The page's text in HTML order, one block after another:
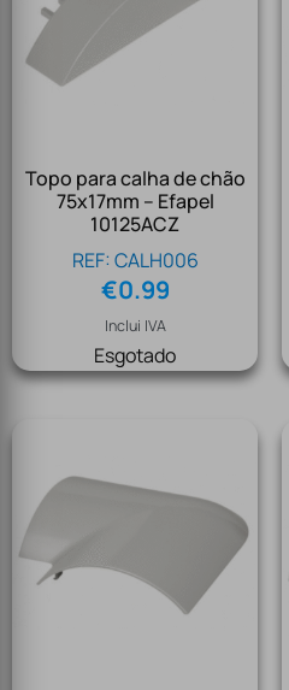
Topo para calha de chão
75x17mm – Efapel
10125ACZ
REF: CALH006
€0.99
Inclui IVA
Esgotado